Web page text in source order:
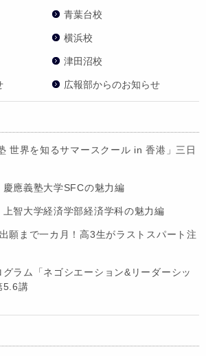
青葉台校
横浜校
津田沼校
広報部からのお知らせ
世界を知るサマースクール in 香港」三日
慶應義塾大学SFCの魅力編
上智大学経済学部経済学科の魅力編
願まで一カ月！高3生がラストスパート注
ラム「ネゴシエーション&リーダーシッ
5.6講